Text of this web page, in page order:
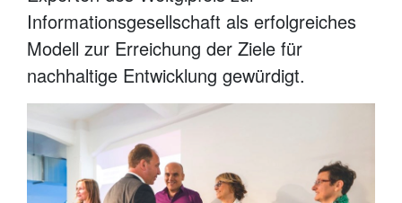
Informationsgesellschaft als erfolgreiches
Modell zur Erreichung der Ziele für
nachhaltige Entwicklung gewürdigt.